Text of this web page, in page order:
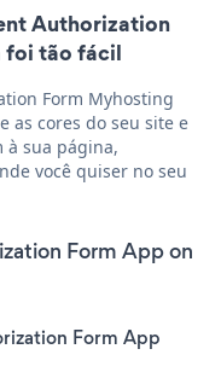
Authorization
foi tão fácil
Form Myhosting
as cores do seu site e
à sua página,
você quiser no seu
Form App on
Form App